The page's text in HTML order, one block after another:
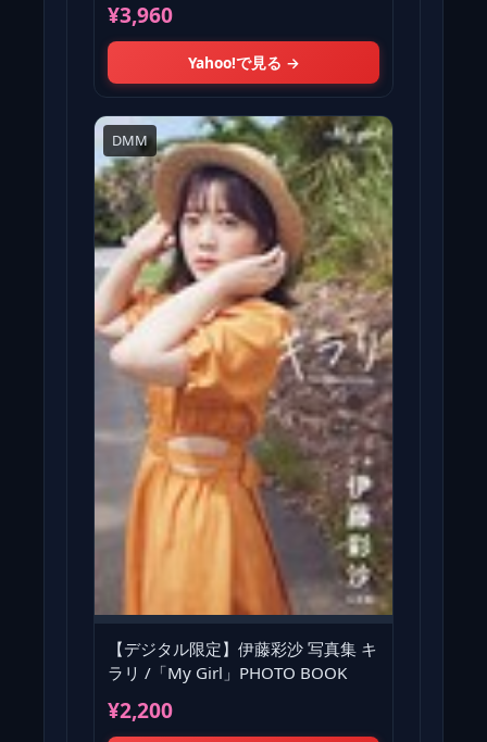
¥3,960
Yahoo!で見る →
DMM
【デジタル限定】伊藤彩沙 写真集 キ
ラリ /「My Girl」PHOTO BOOK
¥2,200